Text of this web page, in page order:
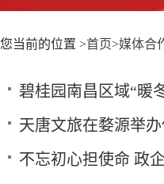
您当前的位置 >首页>媒体合
碧桂园南昌区域“暖
天唐文旅在婺源举
不忘初心担使命 政